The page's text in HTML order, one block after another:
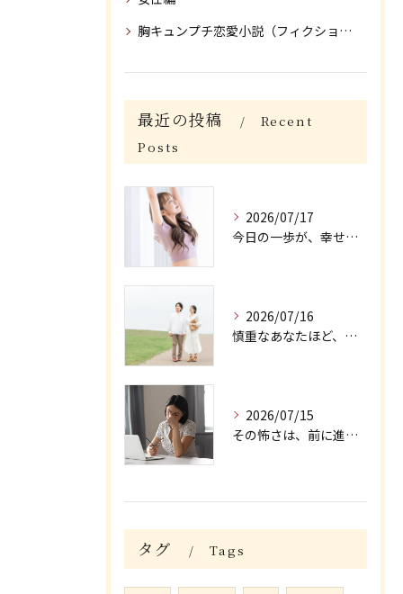
胸キュンプチ恋愛小説（フィクション）
最近の投稿
Recent
Posts
2026/07/17
今日の一歩が、幸せにつながる/大阪府枚方市牧野の保育園が運営する結婚相談所がじゅまる木
2026/07/16
慎重なあなたほど、幸せを大切にできる/大阪府枚方市牧野の保育園が運営する結婚相談所がじゅまる木
2026/07/15
その怖さは、前に進む力になる/大阪府枚方市牧野の保育園が運営する結婚相談所がじゅまる木
タグ Tags